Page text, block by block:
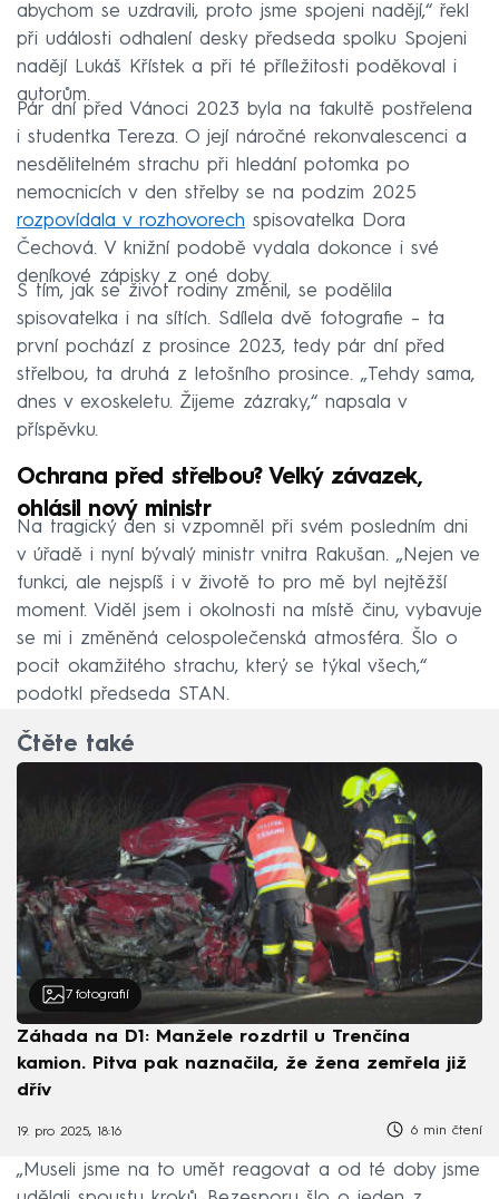
abychom se uzdravili, proto jsme spojeni nadějí,“ řekl
při události odhalení desky předseda spolku Spojeni
nadějí Lukáš Křístek a při té příležitosti poděkoval i
autorům.
Pár dní před Vánoci 2023 byla na fakultě postřelena
i studentka Tereza. O její náročné rekonvalescenci a
nesdělitelném strachu při hledání potomka po
nemocnicích v den střelby se na podzim 2025
rozpovídala v rozhovorech spisovatelka Dora
Čechová. V knižní podobě vydala dokonce i své
deníkové zápisky z oné doby.
S tím, jak se život rodiny změnil, se podělila
spisovatelka i na sítích. Sdílela dvě fotografie – ta
první pochází z prosince 2023, tedy pár dní před
střelbou, ta druhá z letošního prosince. „Tehdy sama,
dnes v exoskeletu. Žijeme zázraky,“ napsala v
příspěvku.
Ochrana před střelbou? Velký závazek,
ohlásil nový ministr
Na tragický den si vzpomněl při svém posledním dni
v úřadě i nyní bývalý ministr vnitra Rakušan. „Nejen ve
funkci, ale nejspíš i v životě to pro mě byl nejtěžší
moment. Viděl jsem i okolnosti na místě činu, vybavuje
se mi i změněná celospolečenská atmosféra. Šlo o
pocit okamžitého strachu, který se týkal všech,“
podotkl předseda STAN.
Čtěte také
7 fotografií
Záhada na D1: Manžele rozdrtil u Trenčína
kamion. Pitva pak naznačila, že žena zemřela již
dřív
19. pro 2025, 18:16 6 min čtení
„Museli jsme na to umět reagovat a od té doby jsme